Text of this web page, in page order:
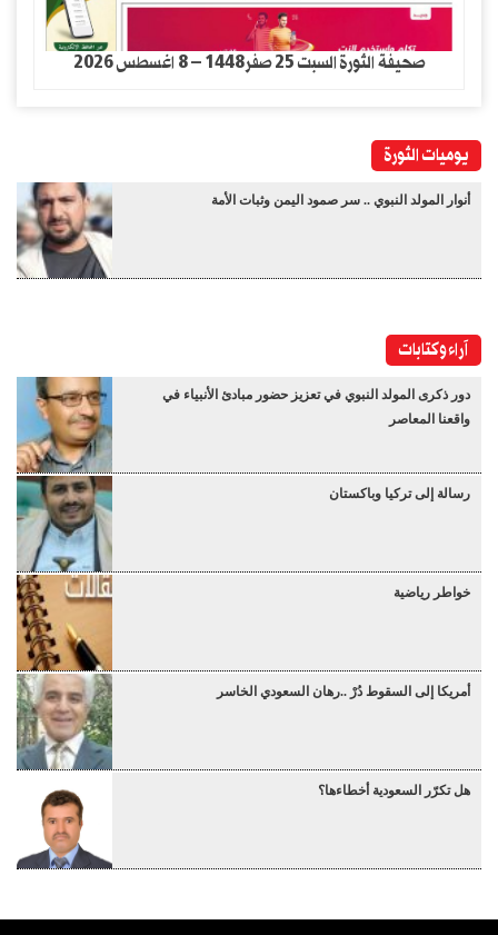
صحيفة الثورة السبت 25 صفر1448 – 8 اغسطس 2026
يوميات الثورة
أنوار المولد النبوي .. سر صمود اليمن وثبات الأمة
آراء وكتابات
دور ذكرى المولد النبوي في تعزيز حضور مبادئ الأنبياء في
واقعنا المعاصر
رسالة إلى تركيا وباكستان
خواطر رياضية
أمريكا إلى السقوط دُرْ ..رهان السعودي الخاسر
هل تكرّر السعودية أخطاءها؟